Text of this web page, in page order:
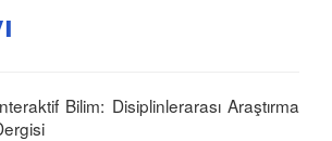
Bilim: Disiplinlerarası Araştırma